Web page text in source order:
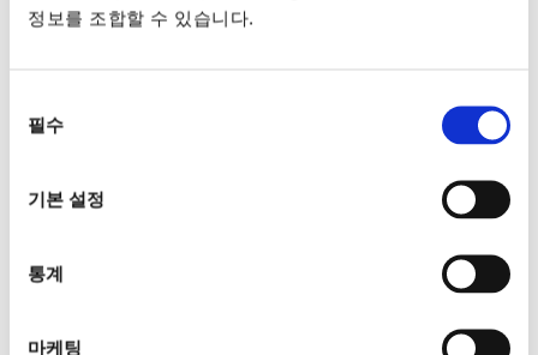
정보를 조합할 수 있습니다.
선택
필수
기본 설정
통계
마케팅